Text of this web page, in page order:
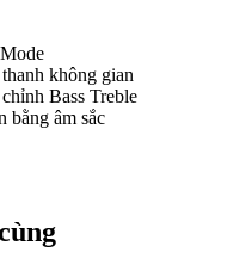
không gian
Bass Treble
bằng âm sắc